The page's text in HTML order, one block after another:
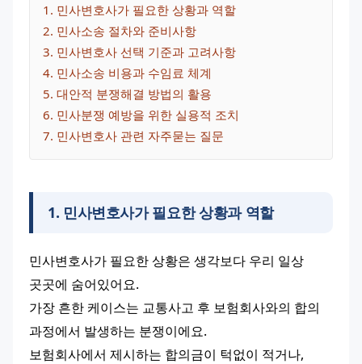
1 . 민사변호사가 필요한 상황과 역할
2. 민사소송 절차와 준비사항
3. 민사변호사 선택 기준과 고려사항
4. 민사소송 비용과 수임료 체계
5. 대안적 분쟁해결 방법의 활용
6. 민사분쟁 예방을 위한 실용적 조치
7. 민사변호사 관련 자주묻는 질문
1. 민사변호사가 필요한 상황과 역할
민사변호사가 필요한 상황은 생각보다 우리 일상
곳곳에 숨어있어요.
가장 흔한 케이스는 교통사고 후 보험회사와의 합의
과정에서 발생하는 분쟁이에요.
보험회사에서 제시하는 합의금이 턱없이 적거나,